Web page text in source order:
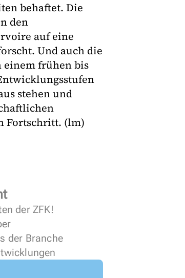
behaftet. Die
den
auf eine
Und auch die
einem frühen bis
stehen und
Fortschritt. (lm)
der ZFK!
der Branche